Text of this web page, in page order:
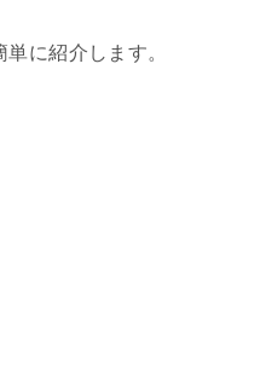
に紹介します。